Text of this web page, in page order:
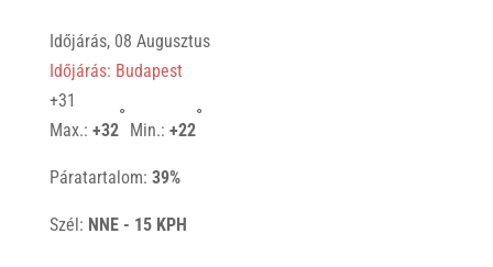
Időjárás, 08 Augusztus
Időjárás: Budapest
+31
Max.: +32
°
Min.: +22
°
Páratartalom: 39%
Szél: NNE - 15 KPH